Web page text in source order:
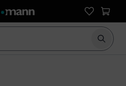
Suche